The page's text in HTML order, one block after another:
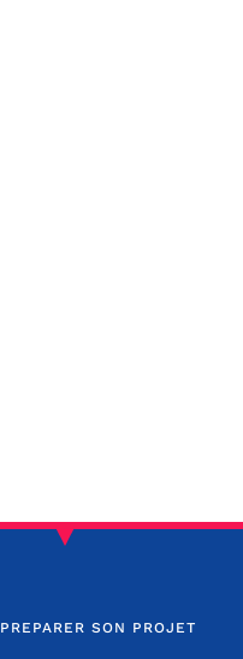
PREPARER SON PROJET